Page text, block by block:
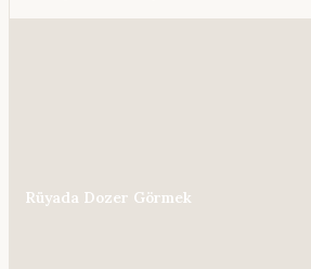
Rüyada Dozer Görmek